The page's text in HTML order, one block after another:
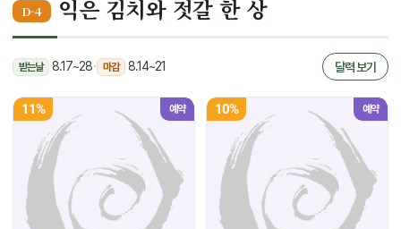
D-4 익은 김치와 젓갈 한 상
받는날 8.17~28· 마감 8.14~21 달력 보기
11% 예약 10% 예약